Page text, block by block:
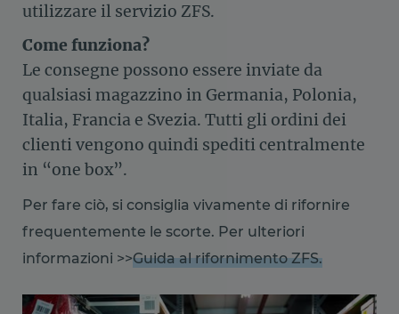
utilizzare il servizio ZFS.
Come funziona?
Le consegne possono essere inviate da
qualsiasi magazzino in Germania, Polonia,
Italia, Francia e Svezia. Tutti gli ordini dei
clienti vengono quindi spediti centralmente
in “one box”.
Per fare ciò, si consiglia vivamente di rifornire
frequentemente le scorte. Per ulteriori
informazioni >>Guida al rifornimento ZFS.